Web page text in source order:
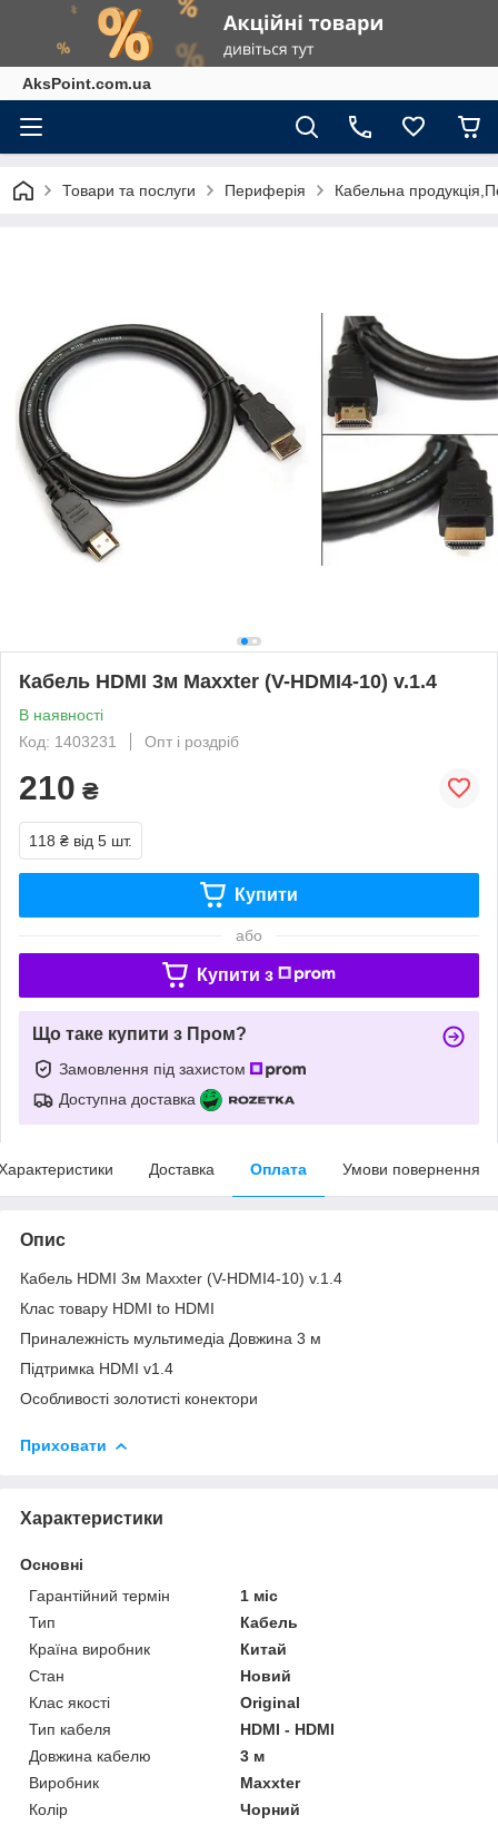
AksPoint.com.ua
Товари та послуги Периферія Кабельна
Кабель HDMI 3м Maxxter (V-HDMI4-10) v.1.4
В наявності
Код: 1403231
Опт і роздріб
210 ₴
118 ₴ від 5 шт.
Купити
або
Купити з
Що таке купити з Пром?
Замовлення під захистом
Доступна доставка
Доставка Оплата Умови повернення
Опис
Кабель HDMI 3м Maxxter (V-HDMI4-10) v.1.4
Клас товару HDMI to HDMI
Приналежність мультимедіа Довжина 3 м
Підтримка HDMI v1.4
Особливості золотисті конектори
Приховати
Характеристики
Основні
Гарантійний термін
1 міс
Тип
Кабель
Країна виробник
Китай
Стан
Новий
Клас якості
Original
Тип кабеля
HDMI - HDMI
Довжина кабелю
3 м
Виробник
Maxxter
Колір
Чорний